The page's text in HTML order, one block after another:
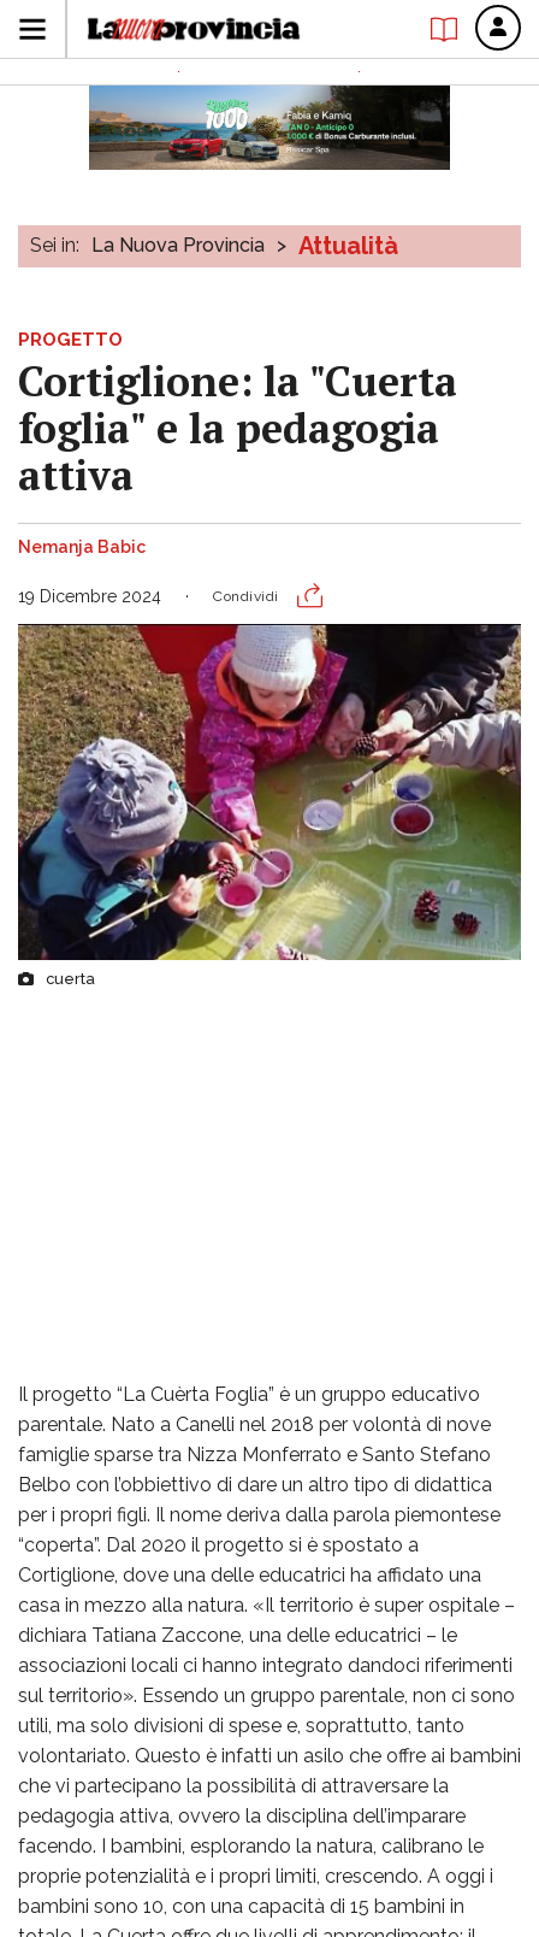
Sei in: La Nuova Provincia > Attualità
PROGETTO
Cortiglione: la "Cuerta
foglia" e la pedagogia
attiva
Nemanja Babic
19 Dicembre 2024 Condividi
cuerta
Il progetto “La Cuèrta Foglia” è un gruppo educativo
parentale. Nato a Canelli nel 2018 per volontà di nove
famiglie sparse tra Nizza Monferrato e Santo Stefano
Belbo con l’obbiettivo di dare un altro tipo di didattica
per i propri figli. Il nome deriva dalla parola piemontese
“coperta”. Dal 2020 il progetto si è spostato a
Cortiglione, dove una delle educatrici ha affidato una
casa in mezzo alla natura. «Il territorio è super ospitale –
dichiara Tatiana Zaccone, una delle educatrici – le
associazioni locali ci hanno integrato dandoci riferimenti
sul territorio». Essendo un gruppo parentale, non ci sono
utili, ma solo divisioni di spese e, soprattutto, tanto
volontariato. Questo è infatti un asilo che offre ai bambini
che vi partecipano la possibilità di attraversare la
pedagogia attiva, ovvero la disciplina dell’imparare
facendo. I bambini, esplorando la natura, calibrano le
proprie potenzialità e i propri limiti, crescendo. A oggi i
bambini sono 10, con una capacità di 15 bambini in